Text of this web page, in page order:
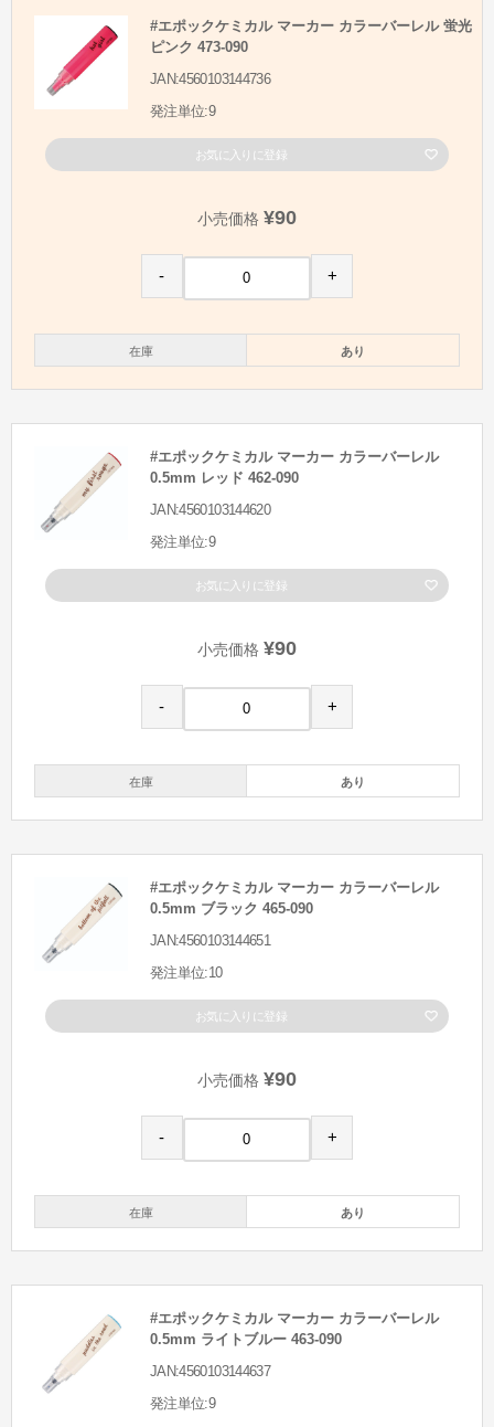
#エポックケミカル マーカー カラーバーレル 蛍光
ピンク 473-090
JAN:4560103144736
発注単位:9
お気に入りに登録
小売価格 ¥90
- +
在庫 あり
#エポックケミカル マーカー カラーバーレル
0.5mm レッド 462-090
JAN:4560103144620
発注単位:9
お気に入りに登録
小売価格 ¥90
- +
在庫 あり
#エポックケミカル マーカー カラーバーレル
0.5mm ブラック 465-090
JAN:4560103144651
発注単位:10
お気に入りに登録
小売価格 ¥90
- +
在庫 あり
#エポックケミカル マーカー カラーバーレル
0.5mm ライトブルー 463-090
JAN:4560103144637
発注単位:9